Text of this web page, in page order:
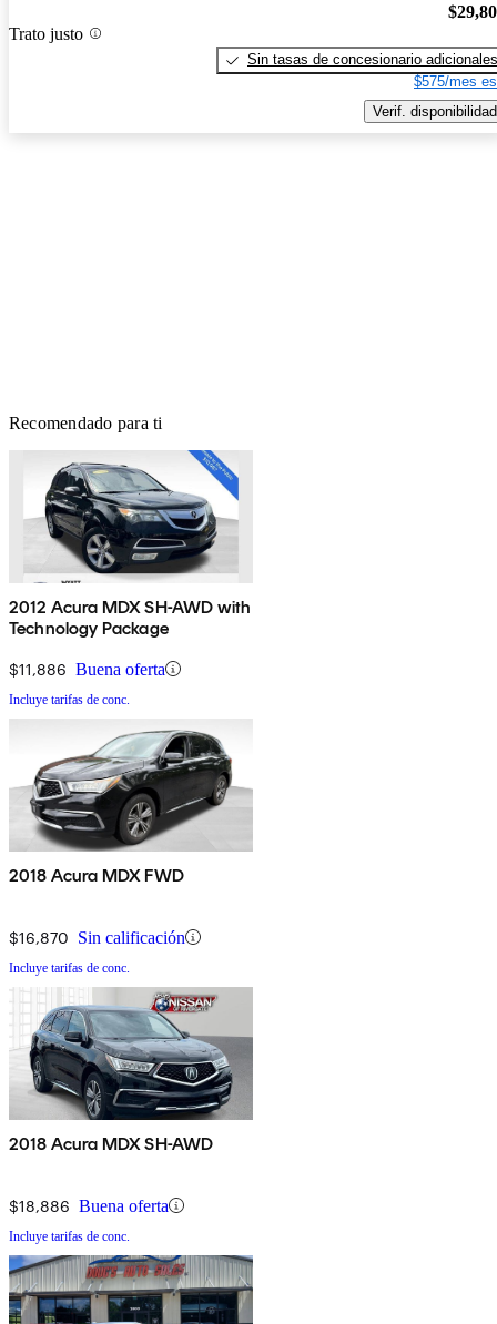
Trato justo
Sin tasas de concesionario adicionales
$575/mes
Verif. disponibilidad
Recomendado para ti
2012 Acura MDX SH-AWD with
Technology Package
$11,886 Buena oferta
Incluye tarifas de conc.
2018 Acura MDX FWD
$16,870 Sin calificación
Incluye tarifas de conc.
2018 Acura MDX SH-AWD
$18,886 Buena oferta
Incluye tarifas de conc.